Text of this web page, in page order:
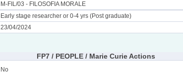
M-FIL/03 - FILOSOFIA MORALE
Early stage researcher or 0-4 yrs (Post graduate)
23/04/2024
FP7 / PEOPLE / Marie Curie Actions
No